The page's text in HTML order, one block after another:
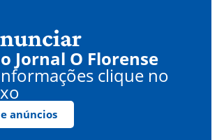
Jornal O Florense
clique no
anúncios